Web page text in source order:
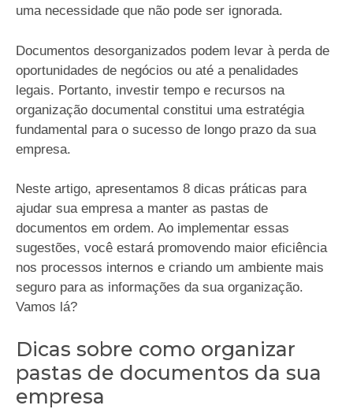
uma necessidade que não pode ser ignorada.
Documentos desorganizados podem levar à perda de
oportunidades de negócios ou até a penalidades
legais. Portanto, investir tempo e recursos na
organização documental constitui uma estratégia
fundamental para o sucesso de longo prazo da sua
empresa.
Neste artigo, apresentamos 8 dicas práticas para
ajudar sua empresa a manter as pastas de
documentos em ordem. Ao implementar essas
sugestões, você estará promovendo maior eficiência
nos processos internos e criando um ambiente mais
seguro para as informações da sua organização.
Vamos lá?
Dicas sobre como organizar
pastas de documentos da sua
empresa